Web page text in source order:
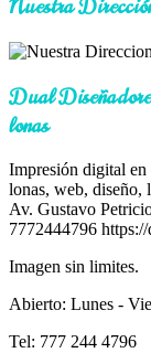
Nuestra
Dual
lonas
Impresión digital en
lonas, web, diseño,
Av. Gustavo
7772444796
Imagen sin limites.
Abierto: Lunes -
Tel: 777 244 4796